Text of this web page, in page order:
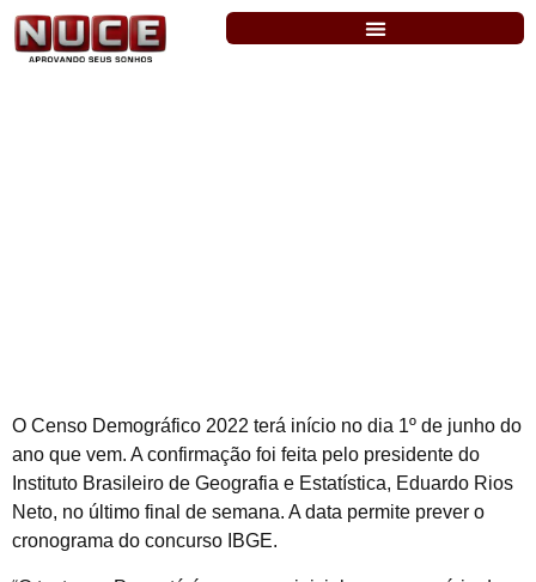
O Censo Demográfico 2022 terá início no dia 1º de junho do
ano que vem. A confirmação foi feita pelo presidente do
Instituto Brasileiro de Geografia e Estatística, Eduardo Rios
Neto, no último final de semana. A data permite prever o
cronograma do concurso IBGE.